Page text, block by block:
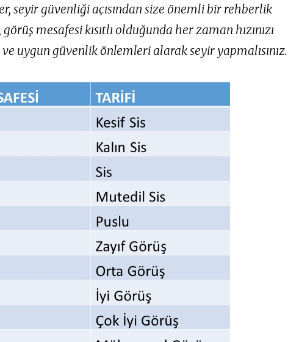
seyir güvenliği açısından size önemli bir rehberlik
mesafesi kısıtlı olduğunda her zaman hızınızı
uygun güvenlik önlemleri alarak seyir yapmalısınız.